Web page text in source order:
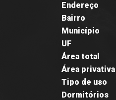
Endereço
Bairro
Município
UF
Área total
Área privativa
Tipo de uso
Dormitórios